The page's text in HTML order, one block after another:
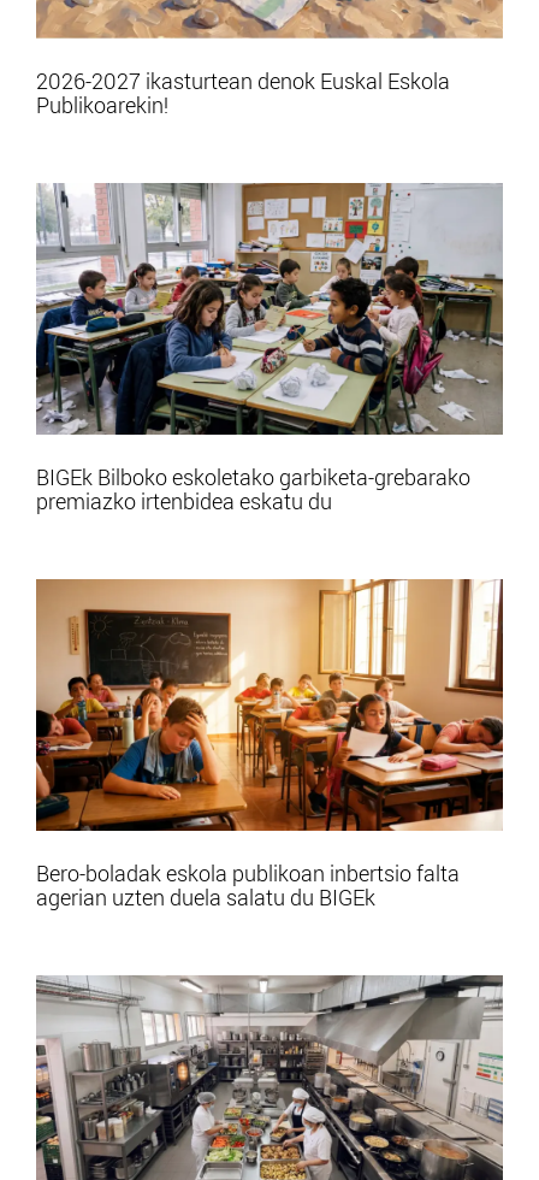
2026-2027 ikasturtean denok Euskal Eskola
Publikoarekin!
BIGEk Bilboko eskoletako garbiketa-grebarako
premiazko irtenbidea eskatu du
Bero-boladak eskola publikoan inbertsio falta
agerian uzten duela salatu du BIGEk